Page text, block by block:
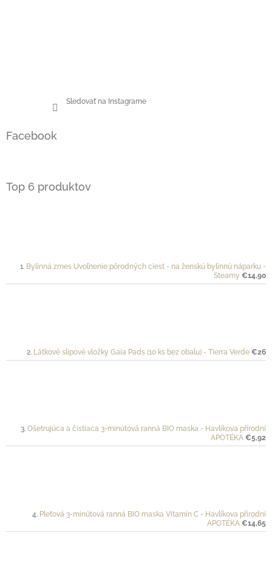
Sledovať na Instagrame
Facebook
Top 6 produktov
Bylinná zmes Uvoľnenie pôrodných ciest - na ženskú bylinnú náparku -
Steamy €14,90
Látkové slipové vložky Gaia Pads (10 ks bez obalu) - Tierra Verde €26
Ošetrujúca a čistiaca 3-minútová ranná BIO maska - Havlíkova přírodní
APOTÉKA €5,92
Pleťová 3-minútová ranná BIO maska Vitamín C - Havlíkova přírodní
APOTÉKA €14,65